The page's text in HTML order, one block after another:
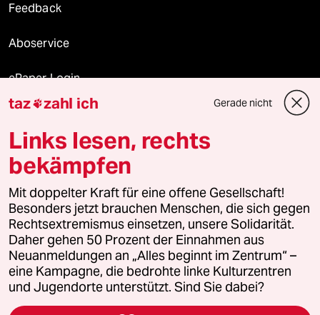
Feedback
Aboservice
ePaper Login
Downloads für Abonnierende
© 2026 taz Verlags und Vertriebs GmbH
Alle Rechte vorbehalten. Bei rechtlichen Fragen oder für Genehmigungen
wenden Sie sich bitte an
lizenzen@taz.de
Feedback Redaktionsstatut Kommune-Richtlinien
Leitlinie Informant Datenschutz Impressum AGB
taz zahl ich Gerade nicht
Links lesen, rechts
bekämpfen
Mit doppelter Kraft für eine offene Gesellschaft!
Besonders jetzt brauchen Menschen, die sich gegen
Rechtsextremismus einsetzen, unsere Solidarität.
Daher gehen 50 Prozent der Einnahmen aus
Neuanmeldungen an „Alles beginnt im Zentrum“ –
eine Kampagne, die bedrohte linke Kulturzentren
und Jugendorte unterstützt. Sind Sie dabei?